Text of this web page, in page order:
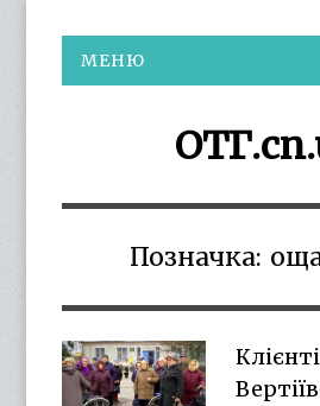
МЕНЮ
Позначка: